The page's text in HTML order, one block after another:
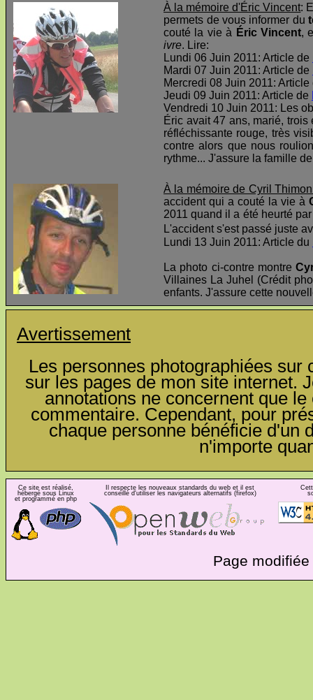
À la mémoire d'Éric Vincent:
permets de vous informer du
couté la vie à Éric Vincent,
ivre. Lire:
Lundi 06 Juin 2011: Article de
Mardi 07 Juin 2011: Article de
Mercredi 08 Juin 2011:
Jeudi 09 Juin 2011: Article de
Vendredi 10 Juin 2011: Les
Éric avait 47 ans, marié,
réfléchissante rouge, très
contre alors que nous
rythme... J'assure la famille
À la mémoire de Cyril
accident qui a couté la vie à
2011 quand il a été heurté
L'accident s'est passé juste
Lundi 13 Juin 2011: Article du
La photo ci-contre montre
Villaines La Juhel (Crédit
enfants. J'assure cette
Avertissement
Les personnes photographiées
sur les pages de mon site internet.
annotations ne concernent que
commentaire. Cependant, pour
chaque personne bénéficie d'un
n'importe
Ce site est réalisé,
hébergé sous Linux
et programmé en php
Il respecte les nouveaux standards du web et il est
conseillé d'utiliser les navigateurs alternatifs (firefox)
Page